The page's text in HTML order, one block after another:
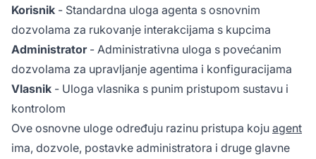
Korisnik - Standardna uloga agenta s osnovnim
dozvolama za rukovanje interakcijama s kupcima
Administrator- Administrativna uloga s povećanim
dozvolama za upravljanje agentima i konfiguracijama
Vlasnik - Uloga vlasnika s punim pristupom sustavu i
kontrolom
Ove osnovne uloge određuju razinu pristupa koju agent
ima, dozvole, postavke administratora i druge glavne